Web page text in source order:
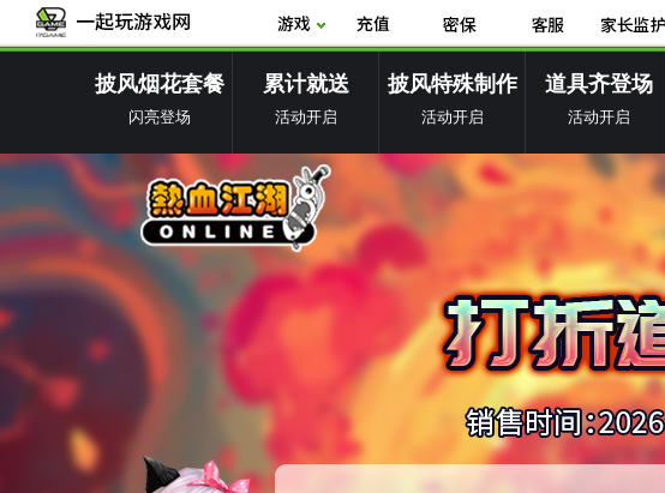
披风烟花套餐
闪亮登场
累计就送
活动开启
披风特殊制作
活动开启
道具齐登场
活动开启